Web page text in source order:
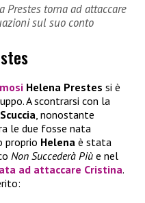
Prestes torna ad attaccare
sul suo conto
Helena Prestes si è
A scontrarsi con la
, nonostante
le due fosse nata
proprio Helena è stata
Non Succederà Più e nel
ad attaccare Cristina.